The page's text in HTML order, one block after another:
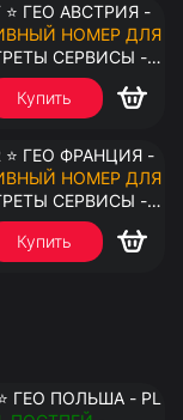
-
НОМЕР ДЛЯ
СЕРВИСЫ -
Купить
-
НОМЕР ДЛЯ
СЕРВИСЫ -
Купить
ГЕО ПОЛЬША - PL